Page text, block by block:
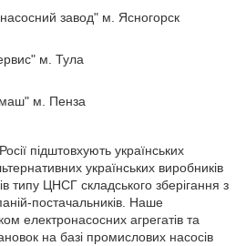
завод" м. Ясногорск
м. Тула
м. Пенза
підштовхують українських
українських виробників
типу ЦНСГ складського зберігання з
постачальників. Наше
електронасосних агрегатів та
на базі промислових насосів